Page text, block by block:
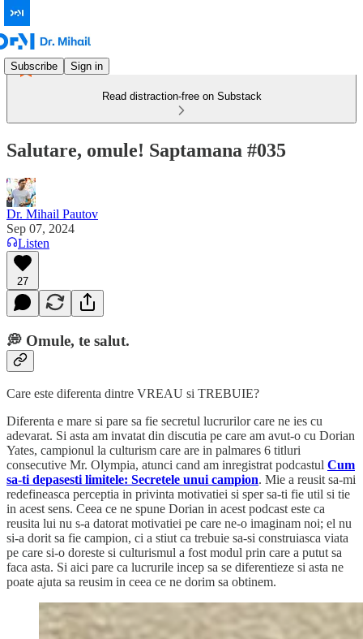
Subscribe Sign in
Read distraction-free on Substack
Salutare, omule! Saptamana #035
Dr. Mihail Pautov
Sep 07, 2024
Listen
27
💭 Omule, te salut.
Care este diferenta dintre VREAU si TREBUIE?
Diferenta e mare si pare sa fie secretul lucrurilor care ne ies cu
adevarat. Si asta am invatat din discutia pe care am avut-o cu Dorian
Yates, campionul la culturism care are in palmares 6 titluri
consecutive Mr. Olympia, atunci cand am inregistrat podcastul Cum
sa-ti depasesti limitele: Secretele unui campion. Mie a reusit sa-mi
redefineasca perceptia in privinta motivatiei si sper sa-ti fie util si tie
in acest sens. Ceea ce ne spune Dorian in acest podcast este ca
reusita lui nu s-a datorat motivatiei pe care ne-o imaginam noi; el nu
si-a dorit sa fie campion, ci a stiut ca trebuie sa-si construiasca viata
pe care si-o doreste si culturismul a fost modul prin care a putut sa
faca asta. Si aici pare ca lucrurile incep sa se diferentieze si asta ne
poate ajuta sa reusim in ceea ce ne dorim sa obtinem.